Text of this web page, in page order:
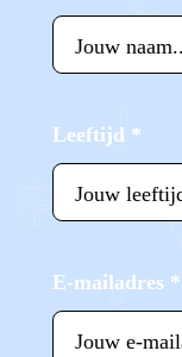
Leeftijd *
E-mailadres *